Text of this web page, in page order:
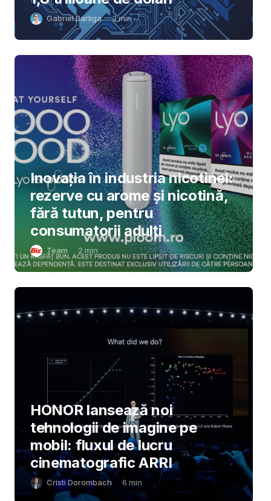
Gabriel Barliga 3min
Inovația în industria nicotinei:
rezerve cu arome și nicotină,
fără tutun, pentru
consumatorii adulți
Team 2 min
HONOR lansează noi
tehnologii de imagine pe
mobil: fluxul de lucru
cinematografic ARRI
Cristi Dorombach 6 min